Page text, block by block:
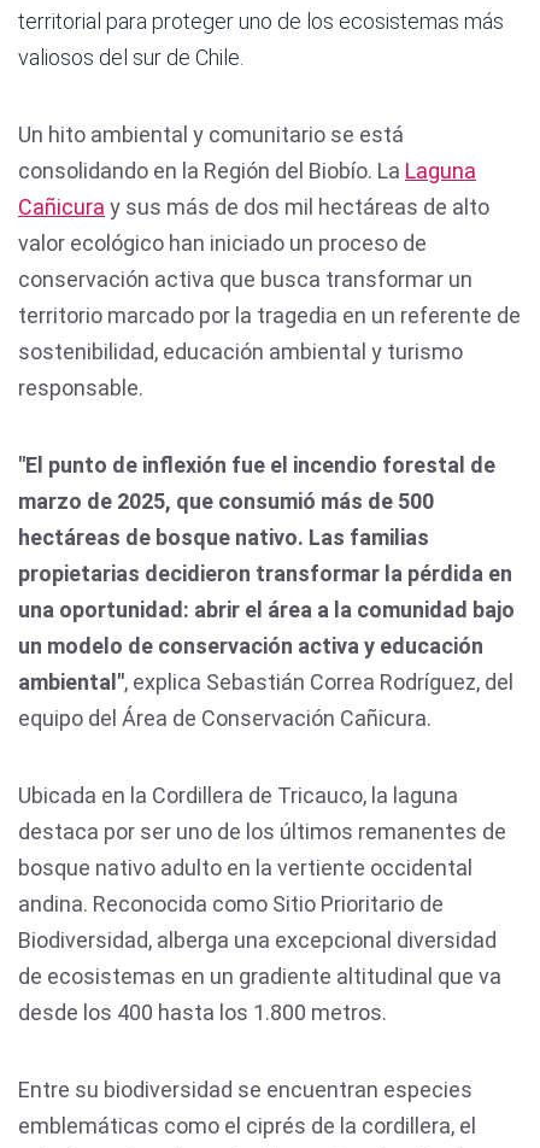
territorial para proteger uno de los ecosistemas más
valiosos del sur de Chile.
Un hito ambiental y comunitario se está
consolidando en la Región del Biobío. La Laguna
Cañicura y sus más de dos mil hectáreas de alto
valor ecológico han iniciado un proceso de
conservación activa que busca transformar un
territorio marcado por la tragedia en un referente de
sostenibilidad, educación ambiental y turismo
responsable.
"El punto de inflexión fue el incendio forestal de
marzo de 2025, que consumió más de 500
hectáreas de bosque nativo. Las familias
propietarias decidieron transformar la pérdida en
una oportunidad: abrir el área a la comunidad bajo
un modelo de conservación activa y educación
ambiental", explica Sebastián Correa Rodríguez, del
equipo del Área de Conservación Cañicura.
Ubicada en la Cordillera de Tricauco, la laguna
destaca por ser uno de los últimos remanentes de
bosque nativo adulto en la vertiente occidental
andina. Reconocida como Sitio Prioritario de
Biodiversidad, alberga una excepcional diversidad
de ecosistemas en un gradiente altitudinal que va
desde los 400 hasta los 1.800 metros.
Entre su biodiversidad se encuentran especies
emblemáticas como el ciprés de la cordillera, el